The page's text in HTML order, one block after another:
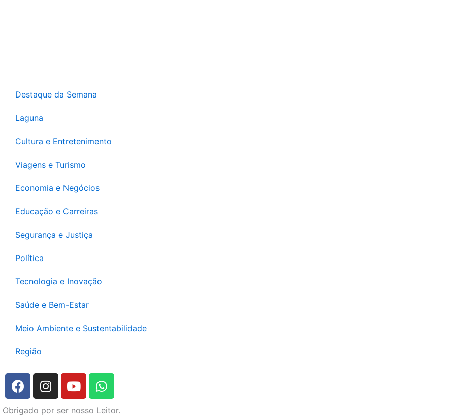
Destaque da Semana
Laguna
Cultura e Entretenimento
Viagens e Turismo
Economia e Negócios
Educação e Carreiras
Segurança e Justiça
Política
Tecnologia e Inovação
Saúde e Bem-Estar
Meio Ambiente e Sustentabilidade
Região
F
a
c
I
n
Y
o
W
h
a
Obrigado por ser nosso Leitor.